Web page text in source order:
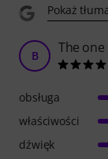
Pokaż
B The
obsługa
właściwości
dźwięk